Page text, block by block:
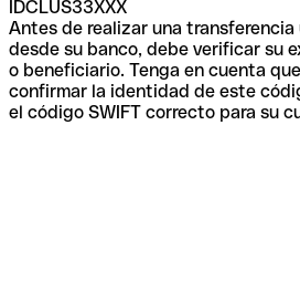
IDCLUS33XXX
Antes de realizar una
desde su banco, debe verificar su
o beneficiario. Tenga en cuenta
confirmar la identidad de este
el código SWIFT correcto para su